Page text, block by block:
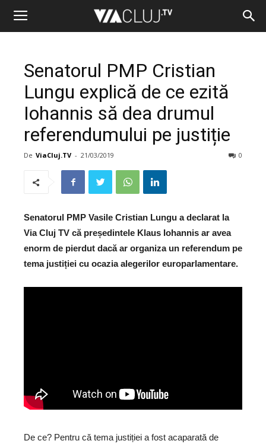
Senatorul PMP Cristian
Lungu explică de ce ezită
Iohannis să dea drumul
referendumului pe justiție
De ViaCluj.TV - 21/03/2019 0
Senatorul PMP Vasile Cristian Lungu a declarat la
Via Cluj TV că președintele Klaus Iohannis ar avea
enorm de pierdut dacă ar organiza un referendum pe
tema justiției cu ocazia alegerilor europarlamentare.
De ce? Pentru că tema justiției a fost acaparată de